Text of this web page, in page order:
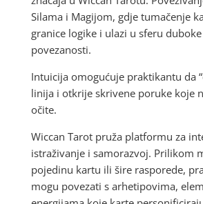
Silama i Magijom, gdje tumačenje
granice logike i ulazi u sferu
povezanosti.
Intuicija omogućuje praktikantu da
linija i otkrije skrivene poruke koje
očite.
Wiccan Tarot pruža platformu za
istraživanje i samorazvoj. Prilikom
pojedinu kartu ili šire rasporede,
mogu povezati s arhetipovima,